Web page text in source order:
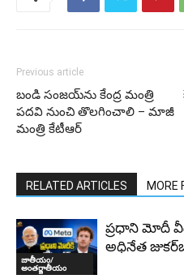
Previous article
బండి సంజయ్‌ను కేంద్ర మంత్రి
పదవి నుంచి తొలగించాలి – మాజీ
మంత్రి కేటీఆర్
RELATED ARTICLES MORE
జాతీయం/
అంతర్జాతీయం
ప్రధాని మోదీ
అధినేత